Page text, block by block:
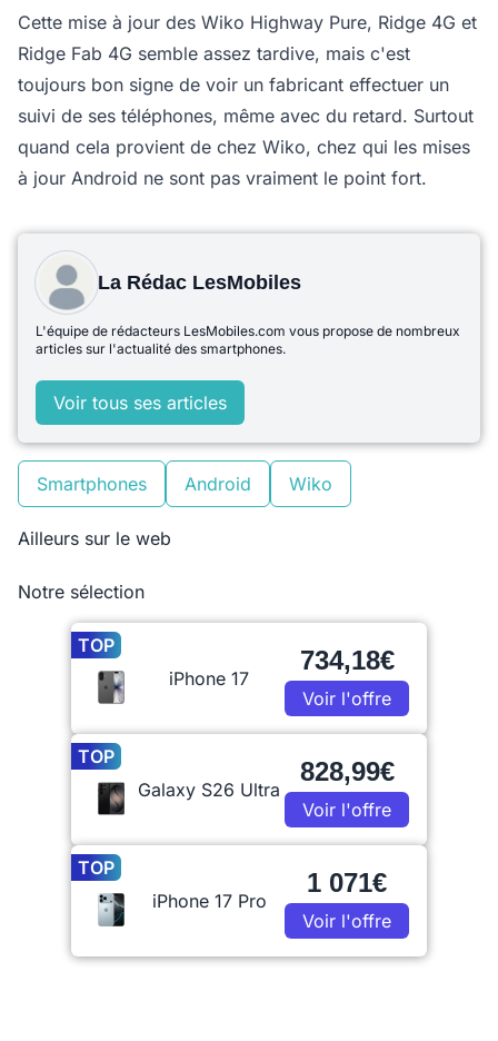
Cette mise à jour des Wiko Highway Pure, Ridge 4G et
Ridge Fab 4G semble assez tardive, mais c'est
toujours bon signe de voir un fabricant effectuer un
suivi de ses téléphones, même avec du retard. Surtout
quand cela provient de chez Wiko, chez qui les mises
à jour Android ne sont pas vraiment le point fort.
La Rédac LesMobiles
L'équipe de rédacteurs LesMobiles.com vous propose de nombreux
articles sur l'actualité des smartphones.
Voir tous ses articles
Smartphones Android Wiko
Ailleurs sur le web
Notre sélection
TOP
iPhone 17
734,18€
Voir l'offre
TOP
Galaxy S26 Ultra
828,99€
Voir l'offre
TOP
iPhone 17 Pro
1 071€
Voir l'offre